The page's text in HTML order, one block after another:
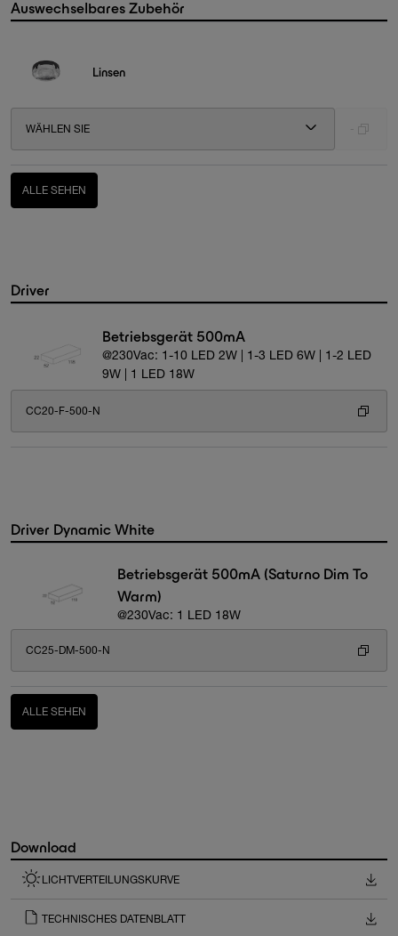
Auswechselbares Zubehör
Linsen
WÄHLEN SIE
ALLE SEHEN
Driver
Betriebsgerät 500mA
@230Vac: 1-10 LED 2W | 1-3 LED 6W | 1-2 LED
9W | 1 LED 18W
CC20-F-500-N
Driver Dynamic White
Betriebsgerät 500mA (Saturno Dim To
Warm)
@230Vac: 1 LED 18W
CC25-DM-500-N
ALLE SEHEN
Download
LICHTVERTEILUNGSKURVE
TECHNISCHES DATENBLATT